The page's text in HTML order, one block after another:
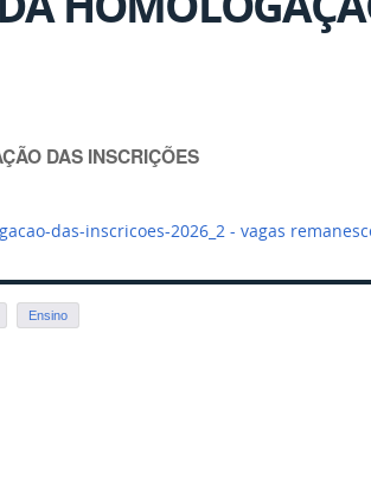
DAS INSCRIÇÕES
das-inscricoes-2026_2 - vagas
Ensino